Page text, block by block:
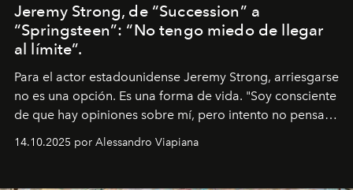
Jeremy Strong, de “Succession” a
“Springsteen”: “No tengo miedo de llegar
al límite”.
Para el actor estadounidense Jeremy Strong, arriesgarse
no es una opción. Es una forma de vida. "Soy consciente
de que hay opiniones sobre mí, pero intento no pensar
pérdida de tiempo", afirma.
14.10.2025 por Alessandro Viapiana